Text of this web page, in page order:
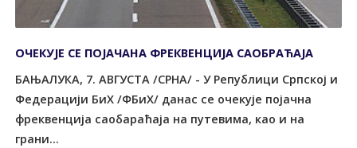
ОЧЕКУЈЕ СЕ ПОЈАЧАНА ФРЕКВЕНЦИЈА САОБРАЋАЈА
БАЊАЛУКА, 7. АВГУСТА /СРНА/ - У Републици Српској и
Федерацији БиХ /ФБиХ/ данас се очекује појачна
фреквенција саобараћаја на путевима, као и на
грани...